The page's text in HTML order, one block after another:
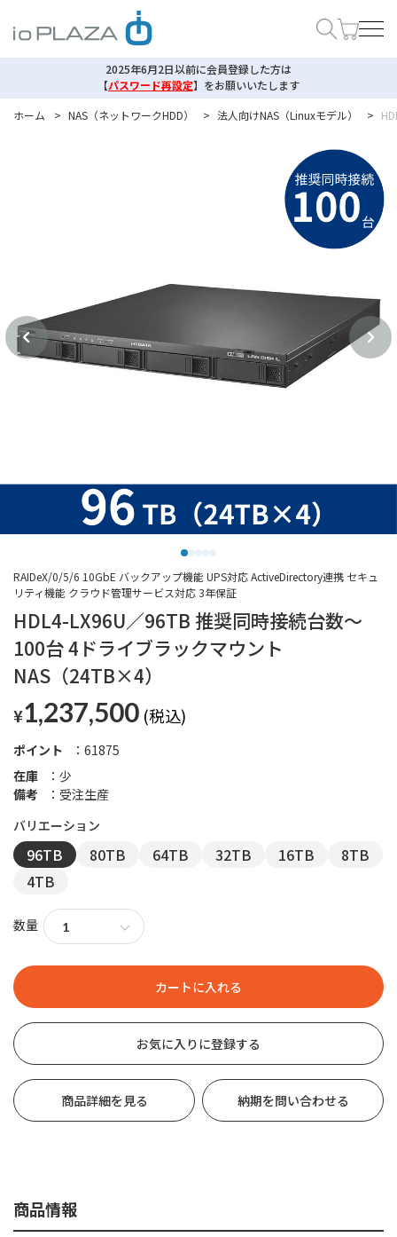
2025年6月2日以前に会員登録した方は
【パスワード再設定】 をお願いいたします
ホーム
> NAS（ネットワークHDD） > 法人向けNAS（Linuxモデル） >
HDL4-LX96U／96TB 推奨同時接続台数～
100台 4ドライブラックマウント
NAS（24TB×4）
RAIDeX/0/5/6 10GbE バックアップ機能 UPS対応 ActiveDirectory連携 セキュ
リティ機能 クラウド管理サービス対応 3年保証
¥1,237,500
ポイント
61875
在庫
少
備考
受注生産
96TB 80TB 64TB 32TB 16TB
8TB
4TB
数量
お気に入りに登録する
商品詳細を見る 納期を問い合わせる
商品情報